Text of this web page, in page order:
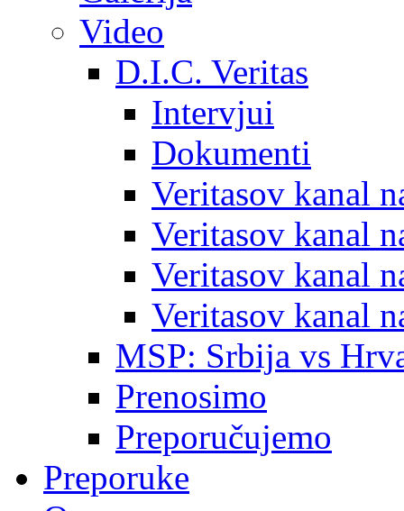
Video
D.I.C. Veritas
Intervjui
Dokumenti
Veritasov kanal
Veritasov kanal
Veritasov kanal
Veritasov kanal
MSP: Srbija vs
Prenosimo
Preporučujemo
Preporuke